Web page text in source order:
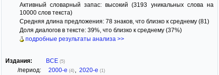
Активный словарный запас: высокий (3193 уникальных слова на
10000 слов текста)
Средняя длина предложения: 78 знаков, что близко к среднему (81)
Доля диалогов в тексте: 39%, что близко к среднему (37%)
подробные результаты анализа >>
Издания: ВСЕ (5)
/период: 2000-е (4) 2020-е (1)